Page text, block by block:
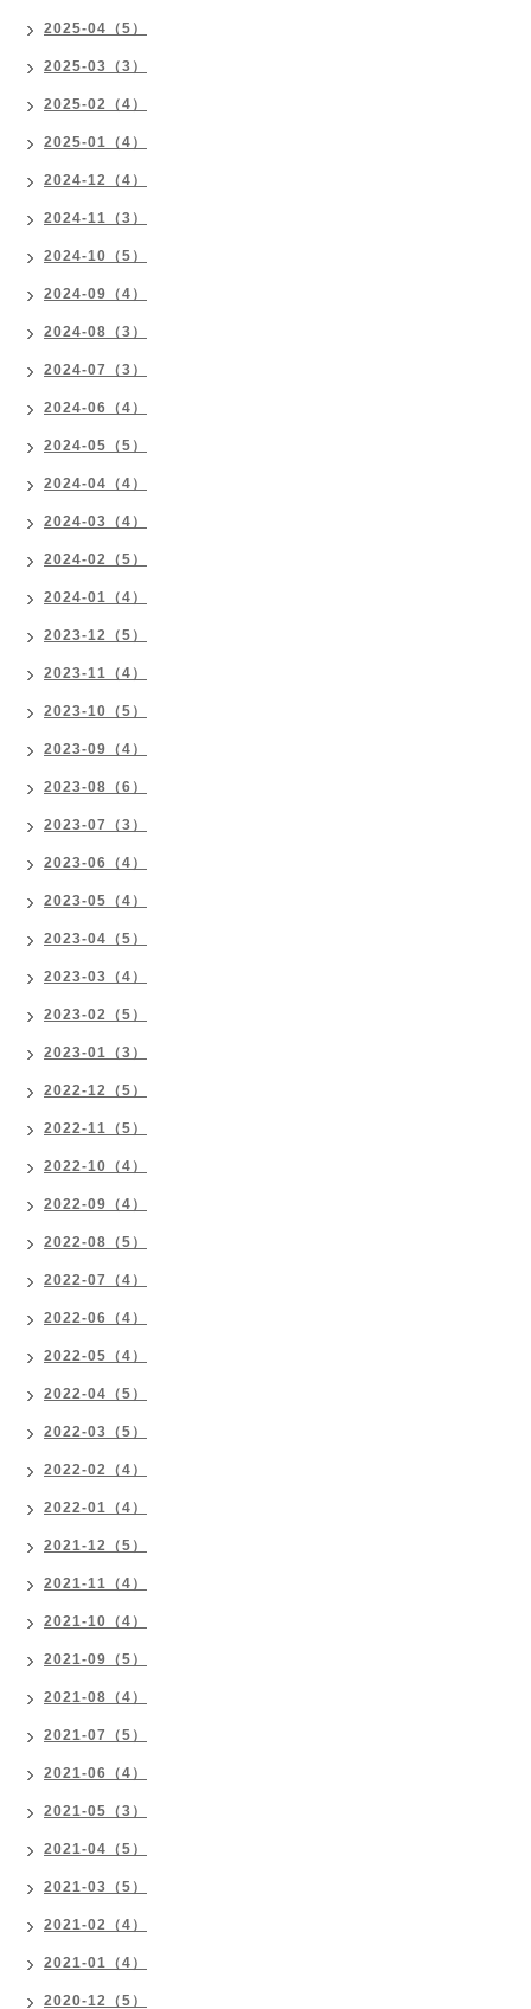
2025-04（5）
2025-03（3）
2025-02（4）
2025-01（4）
2024-12（4）
2024-11（3）
2024-10（5）
2024-09（4）
2024-08（3）
2024-07（3）
2024-06（4）
2024-05（5）
2024-04（4）
2024-03（4）
2024-02（5）
2024-01（4）
2023-12（5）
2023-11（4）
2023-10（5）
2023-09（4）
2023-08（6）
2023-07（3）
2023-06（4）
2023-05（4）
2023-04（5）
2023-03（4）
2023-02（5）
2023-01（3）
2022-12（5）
2022-11（5）
2022-10（4）
2022-09（4）
2022-08（5）
2022-07（4）
2022-06（4）
2022-05（4）
2022-04（5）
2022-03（5）
2022-02（4）
2022-01（4）
2021-12（5）
2021-11（4）
2021-10（4）
2021-09（5）
2021-08（4）
2021-07（5）
2021-06（4）
2021-05（3）
2021-04（5）
2021-03（5）
2021-02（4）
2021-01（4）
2020-12（5）